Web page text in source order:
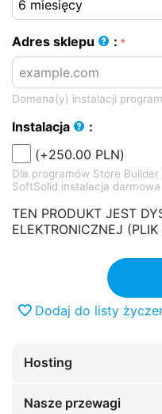
Adres sklepu :
Domena(y) instalacji
Instalacja
:
(+250.00 PLN)
Dla programów Store
SoftSolid instalacja darmowa
TEN PRODUKT JEST
ELEKTRONICZNEJ
Dodaj do listy
Hosting
Nasze przewagi